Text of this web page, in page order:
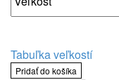
Tabuľka veľkostí
Pridať do košíka